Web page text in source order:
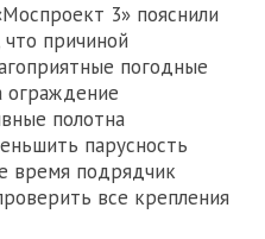
3» пояснили
причиной
погодные
ограждение
полотна
парусность
время подрядчик
все крепления